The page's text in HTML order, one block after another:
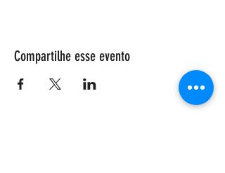
Compartilhe esse evento